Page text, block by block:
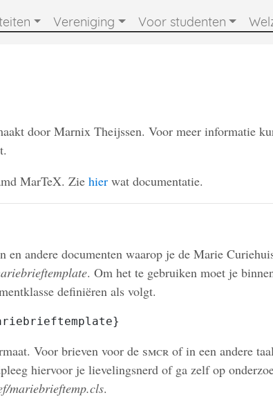
Vereniging Voor studenten
door Marnix Theijssen. Voor meer informatie
MarTeX. Zie hier wat documentatie.
en andere documenten waarop je de Marie
. Om het te gebruiken moet je
definiëren als volgt.
Voor brieven voor de smcr of in een andere
hiervoor je lievelingsnerd of ga zelf op
mariebrieftemp.cls.